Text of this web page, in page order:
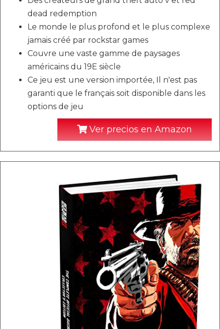
dead redemption
Le monde le plus profond et le plus complexe
jamais créé par rockstar games
Couvre une vaste gamme de paysages
américains du 19E siècle
Ce jeu est une version importée, Il n'est pas
garanti que le français soit disponible dans les
options de jeu
Ver precios en Amazon